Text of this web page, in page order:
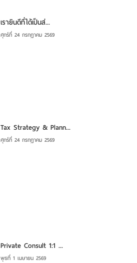
เรายินดีที่ได้เป็นส่...
ศุกร์ที่ 24 กรกฎาคม 2569
Tax Strategy & Plann...
ศุกร์ที่ 24 กรกฎาคม 2569
Private Consult 1:1 ...
พุธที่ 1 เมษายน 2569